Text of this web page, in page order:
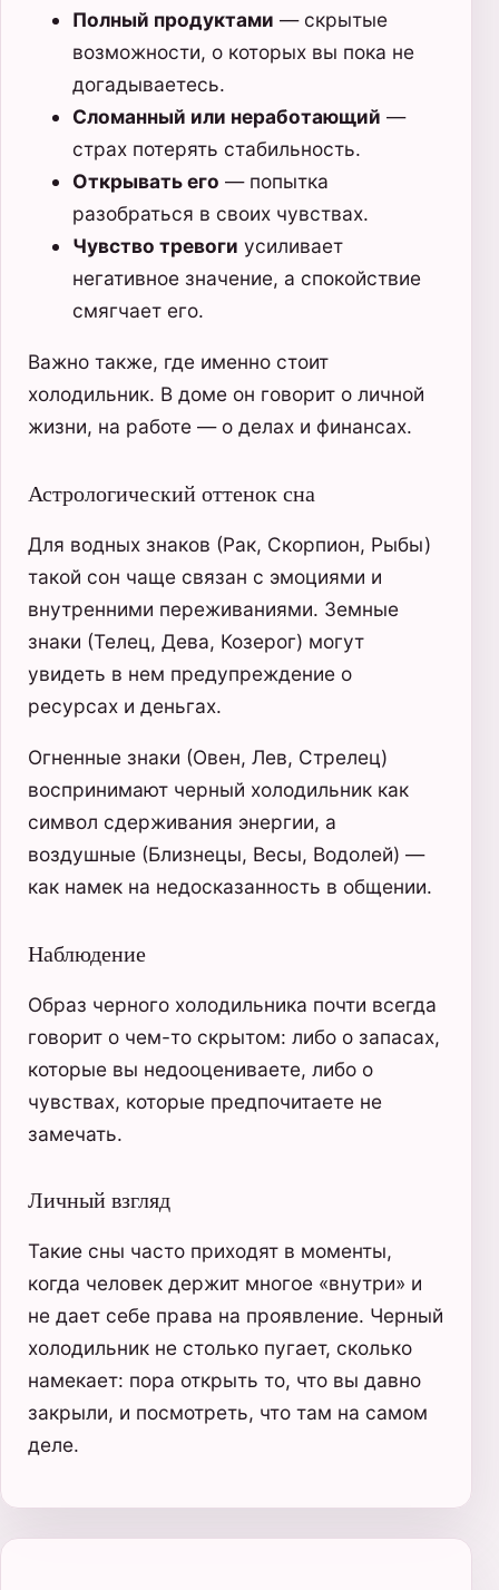
Полный продуктами — скрытые
возможности, о которых вы пока не
догадываетесь.
Сломанный или неработающий —
страх потерять стабильность.
Открывать его — попытка
разобраться в своих чувствах.
Чувство тревоги усиливает
негативное значение, а спокойствие
смягчает его.
Важно также, где именно стоит
холодильник. В доме он говорит о личной
жизни, на работе — о делах и финансах.
Астрологический оттенок сна
Для водных знаков (Рак, Скорпион, Рыбы)
такой сон чаще связан с эмоциями и
внутренними переживаниями. Земные
знаки (Телец, Дева, Козерог) могут
увидеть в нем предупреждение о
ресурсах и деньгах.
Огненные знаки (Овен, Лев, Стрелец)
воспринимают черный холодильник как
символ сдерживания энергии, а
воздушные (Близнецы, Весы, Водолей) —
как намек на недосказанность в общении.
Наблюдение
Образ черного холодильника почти всегда
говорит о чем-то скрытом: либо о запасах,
которые вы недооцениваете, либо о
чувствах, которые предпочитаете не
замечать.
Личный взгляд
Такие сны часто приходят в моменты,
когда человек держит многое «внутри» и
не дает себе права на проявление. Черный
холодильник не столько пугает, сколько
намекает: пора открыть то, что вы давно
закрыли, и посмотреть, что там на самом
деле.